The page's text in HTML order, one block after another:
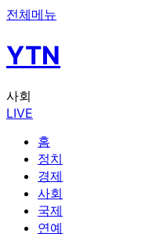
전체메뉴
YTN
사회
LIVE
홈
정치
경제
사회
국제
연예